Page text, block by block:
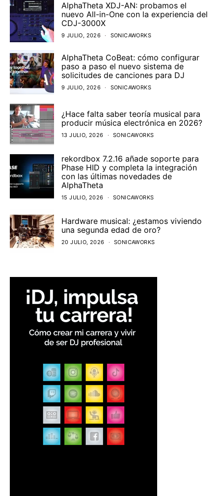
AlphaTheta XDJ-AN: probamos el
nuevo All-in-One con la experiencia del
CDJ-3000X
9 JULIO, 2026 SONICAWORKS
AlphaTheta CoBeat: cómo configurar
paso a paso el nuevo sistema de
solicitudes de canciones para DJ
9 JULIO, 2026 SONICAWORKS
¿Hace falta saber teoría musical para
producir música electrónica en 2026?
13 JULIO, 2026 SONICAWORKS
rekordbox 7.2.16 añade soporte para
Phase HID y completa la integración
con las últimas novedades de
AlphaTheta
15 JULIO, 2026 SONICAWORKS
Hardware musical: ¿estamos viviendo
una segunda edad de oro?
20 JULIO, 2026 SONICAWORKS